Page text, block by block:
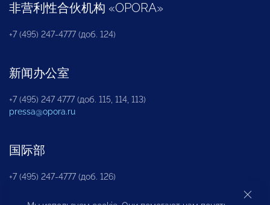
非营利性合伙机构 «OPORA»
+7 (495) 247-4777 (доб. 124)
新闻办公室
+7 (495) 247 4777 (доб. 115, 114, 113)
pressa@opora.ru
国际部
+7 (495) 247-4777 (доб. 126)